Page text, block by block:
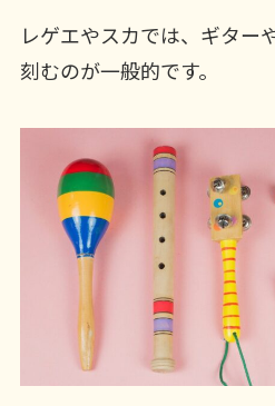
レゲエやスカでは、ギター
刻むのが一般的です。